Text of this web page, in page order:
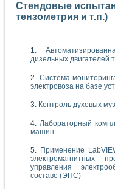
Стендовые
тензометрия и т.п.)
дизельных двигателей
Система
электровоза на базе
Контроль духовых
Лабораторный
машин
Применение
электромагнитных
управления
составе (ЭПС)